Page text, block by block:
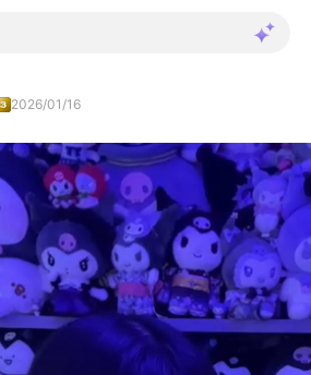
2026/01/16